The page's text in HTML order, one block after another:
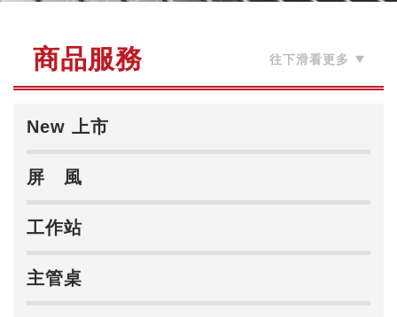
商品服務
New 上市
屏 風
工作站
主管桌